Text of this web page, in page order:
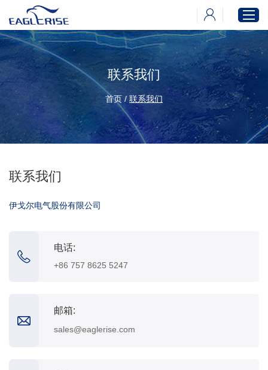
首页
产品中心
新闻中心
下载中心
联系我们
首页 / 联系我们
联系我们
伊戈尔电气股份有限公司
电话:
+86 757 8625 5247
邮箱:
sales@eaglerise.com